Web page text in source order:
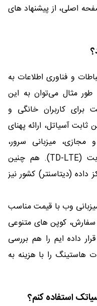
اصلی، از پیشنهاد های
و فناوری اطلاعات به
مثال می‌توان به این
برای کاربران خانگی و
آسیاتل، ارائه پهنای
میزبانی سرور،
خدمات ابری و اینترنت نسل 4 ثابت (TD-LTE). هم چنین
داده (دیتاسنتر) کشور نیز
وب با قیمت مناسب
کوپن های متنوعی
قرار داده ایم را هم بررسی
هاستینگ را با هزینه به
استفاده کنم؟